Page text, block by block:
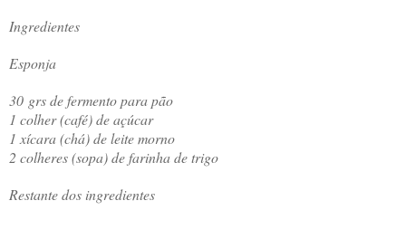
Ingredientes
Esponja
30 grs de fermento para pão
1 colher (café) de açúcar
1 xícara (chá) de leite morno
2 colheres (sopa) de farinha de trigo
Restante dos ingredientes